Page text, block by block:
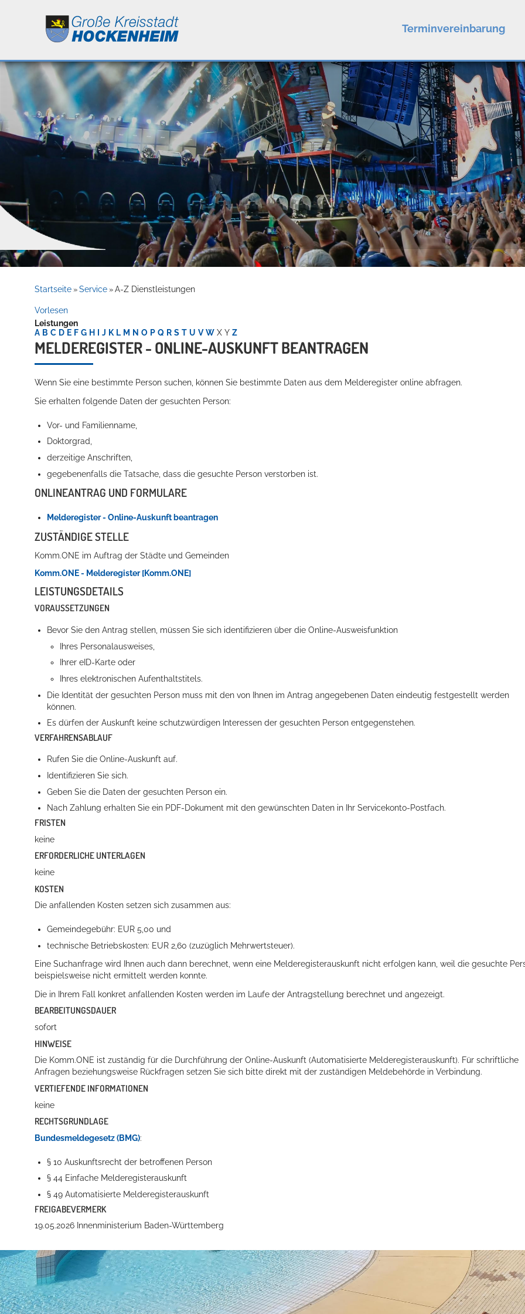
Leben
Kultur
Service
Terminvereinbarung
Konzerte, Tagungen und vieles mehr
Die Stadthalle Hockenheim bietet den perfekten Standort für Events aller Art!
Startseite » Service » A-Z Dienstleistungen
Vorlesen
Leistungen
A B C D E F G H J K L M N O P Q R S T U V W X Y Z
MELDEREGISTER - ONLINE-AUSKUNFT BEANTRAGEN
Wenn Sie eine bestimmte Person suchen, können Sie bestimmte Daten aus dem Melderegister online abfragen.
Sie erhalten folgende Daten der gesuchten Person:
Vor- und Familienname,
Doktorgrad,
derzeitige Anschriften,
gegebenenfalls die Tatsache, dass die gesuchte Person verstorben ist.
ONLINEANTRAG UND FORMULARE
Melderegister - Online-Auskunft beantragen
ZUSTÄNDIGE STELLE
Komm.ONE im Auftrag der Städte und Gemeinden
Komm.ONE - Melderegister [Komm.ONE]
LEISTUNGSDETAILS
VORAUSSETZUNGEN
Bevor Sie den Antrag stellen, müssen Sie sich identifizieren über die Online-Ausweisfunktion
Ihres Personalausweises,
Ihrer eID-Karte oder
Ihres elektronischen Aufenthaltstitels.
Die Identität der gesuchten Person muss mit den von Ihnen im Antrag angegebenen Daten eindeutig festgestellt werden
können.
Es dürfen der Auskunft keine schutzwürdigen Interessen der gesuchten Person entgegenstehen.
VERFAHRENSABLAUF
Rufen Sie die Online-Auskunft auf.
Identifizieren Sie sich.
Geben Sie die Daten der gesuchten Person ein.
Nach Zahlung erhalten Sie ein PDF-Dokument mit den gewünschten Daten in Ihr Servicekonto-Postfach.
FRISTEN
keine
ERFORDERLICHE UNTERLAGEN
keine
KOSTEN
Die anfallenden Kosten setzen sich zusammen aus:
Gemeindegebühr: EUR 5,00 und
technische Betriebskosten: EUR 2,60 (zuzüglich Mehrwertsteuer).
Eine Suchanfrage wird Ihnen auch dann berechnet, wenn eine Melderegisterauskunft nicht erfolgen kann, weil die gesuchte
beispielsweise nicht ermittelt werden konnte.
Die in Ihrem Fall konkret anfallenden Kosten werden im Laufe der Antragstellung berechnet und angezeigt.
BEARBEITUNGSDAUER
sofort
HINWEISE
Die Komm.ONE ist zuständig für die Durchführung der Online-Auskunft (Automatisierte Melderegisterauskunft). Für schriftliche
Anfragen beziehungsweise Rückfragen setzen Sie sich bitte direkt mit der zuständigen Meldebehörde in Verbindung.
VERTIEFENDE INFORMATIONEN
keine
RECHTSGRUNDLAGE
Bundesmeldegesetz (BMG):
§ 10 Auskunftsrecht der betroffenen Person
§ 44 Einfache Melderegisterauskunft
§ 49 Automatisierte Melderegisterauskunft
FREIGABEVERMERK
19.05.2026 Innenministerium Baden-Württemberg
Anschrift und Bankverbindung
Stadt Hockenheim
Kontakt
Alle Ansprechpartner
Mi:
08 - 12 Uhr
14 - 18 Uhr
geschlossen